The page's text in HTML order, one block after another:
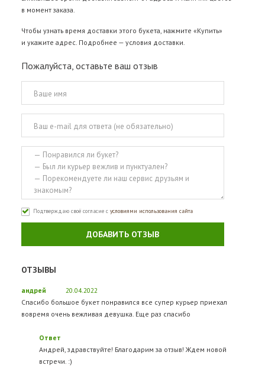
в момент заказа.
Чтобы узнать время доставки этого букета, нажмите «Купить»
и укажите адрес. Подробнее — условия доставки.
Пожалуйста, оставьте ваш отзыв
Подтверждаю своё согласие с условиями использования сайта
ДОБАВИТЬ ОТЗЫВ
ОТЗЫВЫ
андрей
20.04.2022
Спасибо большое букет понравился все супер курьер приехал
вовремя очень вежливая девушка. Еще раз спасибо
Ответ
Андрей, здравствуйте! Благодарим за отзыв! Ждем новой
встречи. :)